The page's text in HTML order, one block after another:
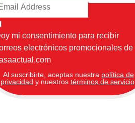
mi consentimiento para recibir
electrónicos promocionales de
Al suscribirte, aceptas nuestra política de
privacidad y nuestros términos de servicio.